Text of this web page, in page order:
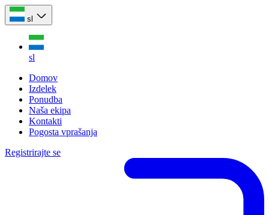
sl
sl
Domov
Izdelek
Ponudba
Naša ekipa
Kontakti
Pogosta vprašanja
Registrirajte se